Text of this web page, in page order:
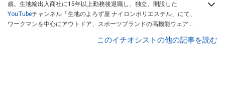
歳。生地輸出入商社に15年以上勤務後退職し、独立。開設した
YouTubeチャンネル「生地のよろず屋 ナイロンポリエステル」にて、
ワークマンを中心にアウトドア、スポーツブランドの高機能ウェアを
このイチオシストの他の記事を読む